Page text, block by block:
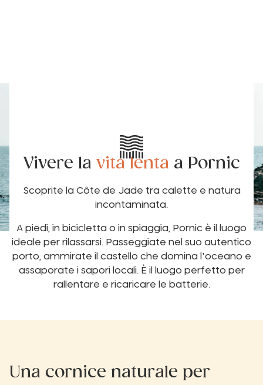
Vivere la vita lenta a Pornic
Scoprite la Côte de Jade tra calette e natura
incontaminata.
A piedi, in bicicletta o in spiaggia, Pornic è il luogo
ideale per rilassarsi. Passeggiate nel suo autentico
porto, ammirate il castello che domina l'oceano e
assaporate i sapori locali. È il luogo perfetto per
rallentare e ricaricare le batterie.
Una cornice naturale per